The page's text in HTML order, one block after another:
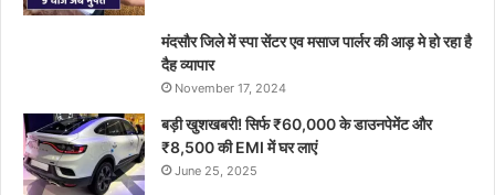
मंदसौर जिले में स्पा सेंटर एव मसाज पार्लर की आड़ मे हो रहा है
दैह व्यापार
November 17, 2024
बड़ी खुशखबरी! सिर्फ ₹60,000 के डाउनपेमेंट और
₹8,500 की EMI में घर लाएं
June 25, 2025